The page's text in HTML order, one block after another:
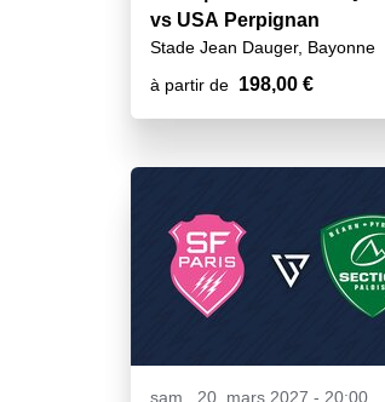
vs USA Perpignan
Stade Jean Dauger, Bayonne
à partir de 198,00 €
sam., 20. mars 2027 - 20:00